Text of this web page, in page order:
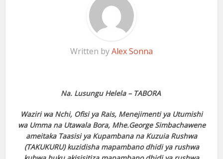
Written byAlex Sonna
Na. Lusungu Helela – TABORA
Waziri wa Nchi, Ofisi ya Rais, Menejimenti ya Utumishi
wa Umma na Utawala Bora, Mhe.George Simbachawene
ameitaka Taasisi ya Kupambana na Kuzuia Rushwa
(TAKUKURU) kuzidisha mapambano dhidi ya rushwa